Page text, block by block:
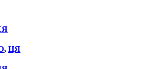
, ЦЯ